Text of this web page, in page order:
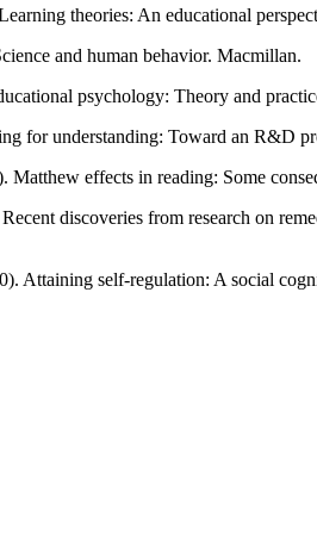
theories: An educational
and human behavior. Macmillan.
psychology: Theory and
for understanding: Toward an R&D
Matthew effects in reading: Some
discoveries from research on
Attaining self-regulation: A social